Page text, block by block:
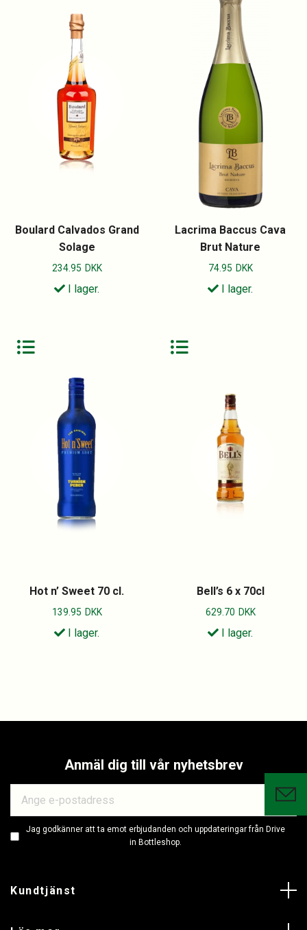
Boulard Calvados Grand
Solage
234.95 DKK
I lager.
Lacrima Baccus Cava
Brut Nature
74.95 DKK
I lager.
Hot n’ Sweet 70 cl.
139.95 DKK
I lager.
Bell’s 6 x 70cl
629.70 DKK
I lager.
Anmäl dig till vår nyhetsbrev
Jag godkänner att ta emot erbjudanden och uppdateringar från Drive
in Bottleshop.
Kundtjänst